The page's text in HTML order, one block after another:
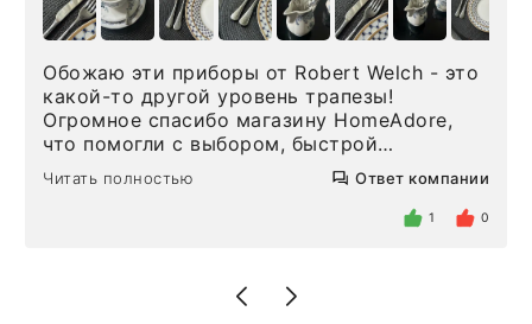
Обожаю эти приборы от Robert Welch - это
какой-то другой уровень трапезы!
Огромное спасибо магазину HomeAdore,
что помогли с выбором, быстрой
доставкой и высоким сервисом. Один раз
была здесь лично, забирала чайные ложки,
внутри очень много антикварной посуды,
Позже заказывала остальные приборы -
доставили сдэком на следующий день к
Читать полностью Ответ компании
1 0